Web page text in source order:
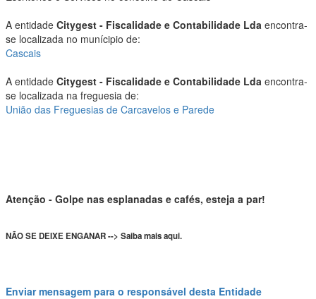
A entidade Citygest - Fiscalidade e Contabilidade Lda encontra-
se localizada no munícipio de:
Cascais
A entidade Citygest - Fiscalidade e Contabilidade Lda encontra-
se localizada na freguesia de:
União das Freguesias de Carcavelos e Parede
Atenção - Golpe nas esplanadas e cafés, esteja a par!
NÃO SE DEIXE ENGANAR --> Saiba mais aqui.
Enviar mensagem para o responsável desta Entidade